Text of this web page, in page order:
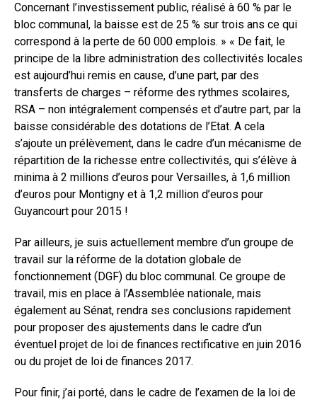
Concernant l’investissement public, réalisé à 60 % par le
bloc communal, la baisse est de 25 % sur trois ans ce qui
correspond à la perte de 60 000 emplois. » « De fait, le
principe de la libre administration des collectivités locales
est aujourd’hui remis en cause, d’une part, par des
transferts de charges – réforme des rythmes scolaires,
RSA – non intégralement compensés et d’autre part, par la
baisse considérable des dotations de l’Etat. A cela
s’ajoute un prélèvement, dans le cadre d’un mécanisme de
répartition de la richesse entre collectivités, qui s’élève à
minima à 2 millions d’euros pour Versailles, à 1,6 million
d’euros pour Montigny et à 1,2 million d’euros pour
Guyancourt pour 2015 !
Par ailleurs, je suis actuellement membre d’un groupe de
travail sur la réforme de la dotation globale de
fonctionnement (DGF) du bloc communal. Ce groupe de
travail, mis en place à l’Assemblée nationale, mais
également au Sénat, rendra ses conclusions rapidement
pour proposer des ajustements dans le cadre d’un
éventuel projet de loi de finances rectificative en juin 2016
ou du projet de loi de finances 2017.
Pour finir, j’ai porté, dans le cadre de l’examen de la loi de